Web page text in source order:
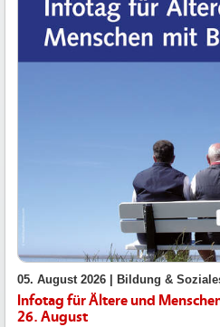
05. August 2026 | Bildung &
Infotag für Ältere und
26. August